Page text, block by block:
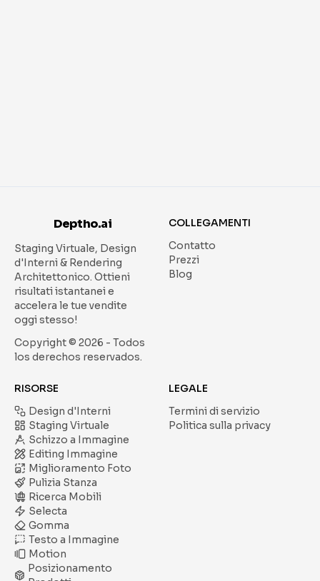
Deptho.ai
Staging Virtuale, Design
d'Interni & Rendering
Architettonico. Ottieni
risultati istantanei e
accelera le tue vendite
oggi stesso!
Copyright © 2026 - Todos
los derechos reservados.
COLLEGAMENTI
Contatto
Prezzi
Blog
RISORSE
Design d'Interni
Staging Virtuale
Schizzo a Immagine
Editing Immagine
Miglioramento Foto
Pulizia Stanza
Ricerca Mobili
Selecta
Gomma
Testo a Immagine
Motion
Posizionamento
LEGALE
Termini di servizio
Politica sulla privacy